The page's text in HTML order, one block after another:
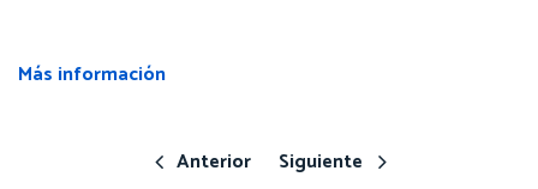
Más información
Anterior Siguiente